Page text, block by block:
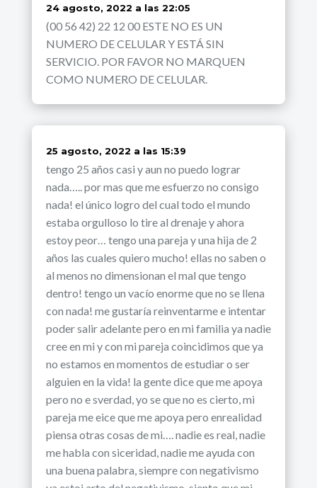
dice:
24 agosto, 2022 a las 22:05
(00 56 42) 22 12 00 ESTE NO ES UN
NUMERO DE CELULAR Y ESTÁ SIN
SERVICIO. POR FAVOR NO MARQUEN
COMO NUMERO DE CELULAR.
dice:
25 agosto, 2022 a las 15:39
tengo 25 años casi y aun no puedo lograr
nada….. por mas que me esfuerzo no consigo
nada! el único logro del cual todo el mundo
estaba orgulloso lo tire al drenaje y ahora
estoy peor… tengo una pareja y una hija de 2
años las cuales quiero mucho! ellas no saben o
al menos no dimensionan el mal que tengo
dentro! tengo un vacío enorme que no se llena
con nada! me gustaría reinventarme e intentar
poder salir adelante pero en mi familia ya nadie
cree en mi y con mi pareja coincidimos que ya
no estamos en momentos de estudiar o ser
alguien en la vida! la gente dice que me apoya
pero no e sverdad, yo se que no es cierto, mi
pareja me eice que me apoya pero enrealidad
piensa otras cosas de mi…. nadie es real, nadie
me habla con siceridad, nadie me ayuda con
una buena palabra, siempre con negativismo